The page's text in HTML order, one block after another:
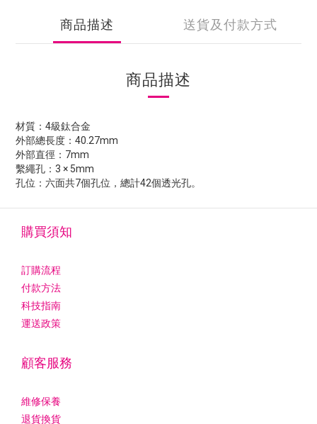
商品描述 送貨及付款方式
商品描述
材質：4級鈦合金
外部總長度：40.27mm
外部直徑：7mm
繫繩孔：3 × 5mm
孔位：六面共7個孔位，總計42個透光孔。
購買須知
訂購流程
付款方法
科技指南
運送政策
顧客服務
維修保養
退貨換貨